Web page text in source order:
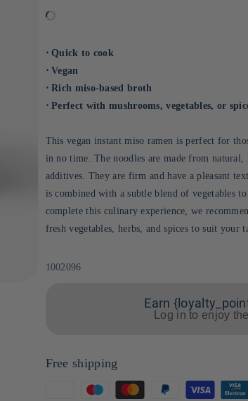
⋅ Quick to cook
⋅ Vegan
⋅ Rich miso-based broth
⋅ Perfect with mushrooms, vegetables, or
This vegan instant miso ramen is perfect for
in no time. The noodles are made from
additives. They are firm and have a pleasant
is combined with a subtle blend of vegetables
complete this culinary experience, we
fresh vegetables, herbs, and spices to suit your
Sku:
1002096
Earn
Log in to enjoy
Free shipping